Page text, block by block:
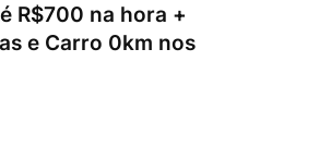
R$700 na hora +
e Carro 0km nos